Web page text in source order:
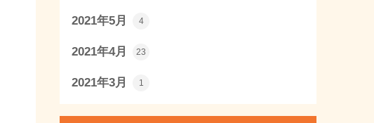
2021年5月 4
2021年4月 23
2021年3月 1